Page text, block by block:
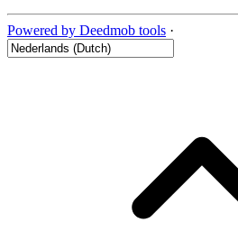
Powered by Deedmob tools ·